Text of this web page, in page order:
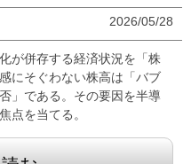
2026/05/28
が併存する経済状況を「株
にそぐわない株高は「バブ
」である。その要因を半導
点を当てる。